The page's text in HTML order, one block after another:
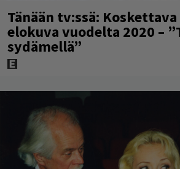
Tänään tv:ssä:
elokuva vuodelta 2020 –
sydämellä”